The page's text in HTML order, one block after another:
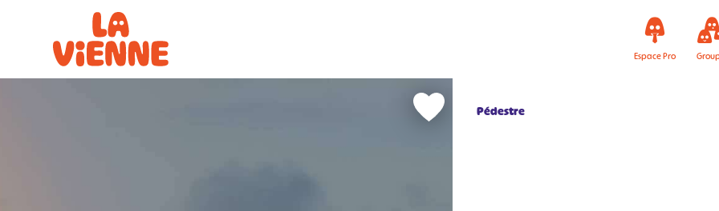
Espace Pro
Pédestre
Panneau de gestion des cookies